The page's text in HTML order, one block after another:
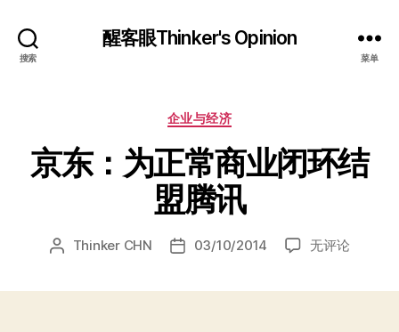
搜索
醒客眼Thinker's Opinion
菜单
分
企业与经济
京东：为正常商业闭环结
盟腾讯
文 Thinker CHN
发 03/10/2014
京
无评论